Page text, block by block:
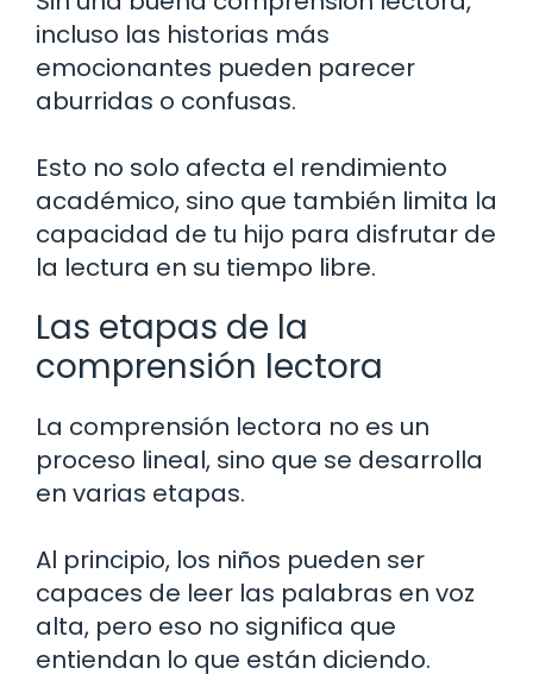
incluso las historias más
emocionantes pueden parecer
aburridas o confusas.
Esto no solo afecta el rendimiento
académico, sino que también limita la
capacidad de tu hijo para disfrutar de
la lectura en su tiempo libre.
Las etapas de la
comprensión lectora
La comprensión lectora no es un
proceso lineal, sino que se desarrolla
en varias etapas.
Al principio, los niños pueden ser
capaces de leer las palabras en voz
alta, pero eso no significa que
entiendan lo que están diciendo.